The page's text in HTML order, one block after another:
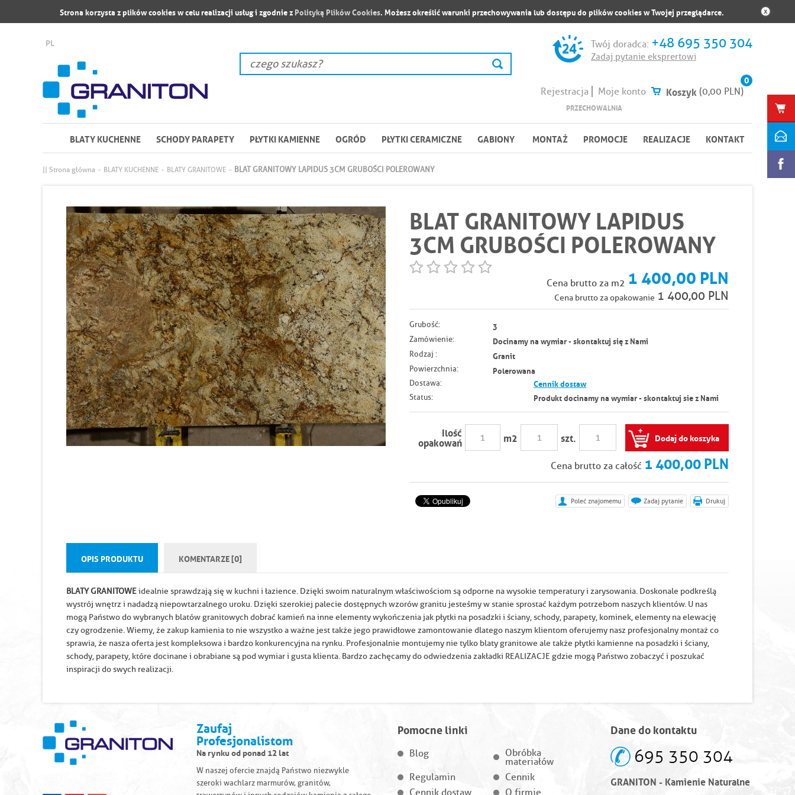
Strona korzysta z plików cookies w celu realizacji usług i zgodnie zPolityką Plików Cookies. Możesz określić warunki przechowywania lub dostępu do plików cookies w Twojej przeglądarce.
PL Twój doradca: +48 695 350 304
Zadaj pytanie eksprertowi
Rejestracja Moje konto Koszyk (0,00 PLN)
0
PRZECHOWALNIA
BLATY KUCHENNE SCHODY PARAPETY PŁYTKI KAMIENNE OGRÓD PŁYTKI CERAMICZNE GABIONY MONTAŻ PROMOCJE REALIZACJE KONTAKT
|| Strona główna - BLATY KUCHENNE - BLATY GRANITOWE - BLAT GRANITOWY LAPIDUS 3CM GRUBOŚCI POLEROWANY
BLAT GRANITOWY LAPIDUS
3CM GRUBOŚCI POLEROWANY
Cena brutto za m2 1 400,00 PLN
Cena brutto za opakowanie 1 400,00 PLN
Grubość: 3
Zamówienie: Docinamy na wymiar - skontaktuj się z Nami
Rodzaj : Granit
Powierzchnia: Polerowana
Dostawa: Cennik dostaw
Status: Produkt docinamy na wymiar - skontaktuj sie z Nami
Ilość
opakowań m2 szt. Dodaj do koszyka
Cena brutto za całość 1 400,00 PLN
Poleć znajomemu Zadaj pytanie Drukuj
OPIS PRODUKTU KOMENTARZE [0]
BLATY GRANITOWEidealnie sprawdzają się w kuchni i łazience. Dzięki swoim naturalnym właściwościom są odporne na wysokie temperatury i zarysowania. Doskonale podkreślą
wystrój wnętrz i nadadzą niepowtarzalnego uroku. Dzięki szerokiej palecie dostępnych wzorów granitu jesteśmy w stanie sprostać każdym potrzebom naszych klientów. U nas
mogą Państwo do wybranych blatów granitowych dobrać kamień na inne elementy wykończenia jak płytki na posadzki i ściany, schody, parapety, kominek, elementy na elewację
czy ogrodzenie. Wiemy, że zakup kamienia to nie wszystko a ważne jest także jego prawidłowe zamontowanie dlatego naszym klientom oferujemy nasz profesjonalny montaż co
sprawia, że nasza oferta jest kompleksowa i bardzo konkurencyjna na rynku. Profesjonalnie montujemy nie tylko blaty granitowe ale także płytki kamienne na posadzki i ściany,
schody, parapety, które docinane i obrabiane są pod wymiar i gusta klienta. Bardzo zachęcamy do odwiedzenia zakładki REALIZACJE gdzie mogą Państwo zobaczyć i poszukać
inspiracji do swych realizacji.
Zaufaj
Profesjonalistom
Na rynku od ponad 12 lat
W naszej ofercie znajdą Państwo niezwykle
szeroki wachlarz marmurów, granitów,
Pomocne linki
Blog Obróbka
materiałów
Regulamin
Cennik
Cennik dostaw
O firmie
Dane do kontaktu
695 350 304
GRANITON - Kamienie Naturalne